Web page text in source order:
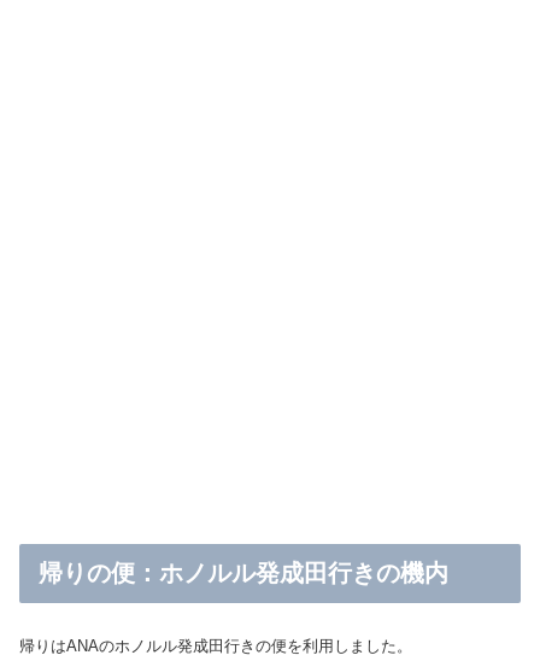
帰りの便：ホノルル発成田行きの機内
帰りはANAのホノルル発成田行きの便を利用しました。